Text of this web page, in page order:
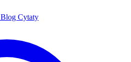
Blog Cytaty